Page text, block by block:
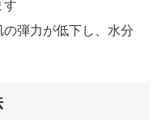
す
の弾力が低下し、水分